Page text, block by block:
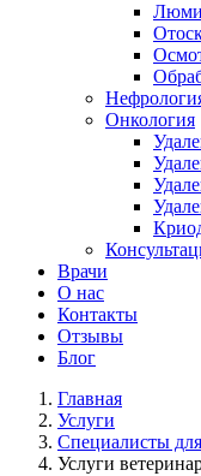
Онкология
Врачи
О нас
Контакты
Отзывы
Блог
Главная
Услуги
Специалисты
Услуги